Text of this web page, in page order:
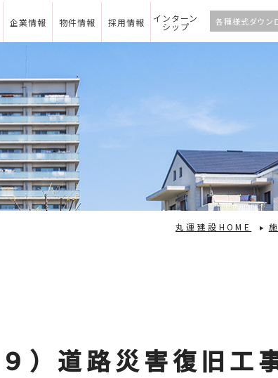
各種様式ダウン
企業情報 物件情報 採用情報 インターン
シップ
丸運建設HOME
）道路災害復旧工